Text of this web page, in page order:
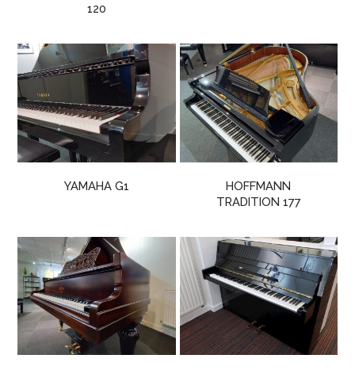
120
YAMAHA G1
HOFFMANN
TRADITION 177